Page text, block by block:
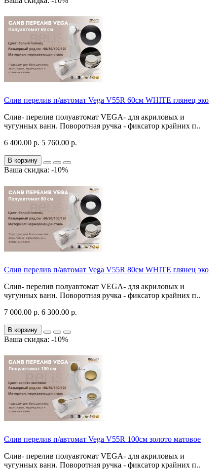
Слив перелив п/автомат Vega V55R 60см WHITE глянец эко
Слив- перелив полуавтомат VEGA- для акриловых и
чугунных ванн. Поворотная ручка - фиксатор крайних п..
6 400.00 р. 5 760.00 р.
В корзину
Ваша скидка: -10%
Слив перелив п/автомат Vega V55R 80см WHITE глянец эко
Слив- перелив полуавтомат VEGA- для акриловых и
чугунных ванн. Поворотная ручка - фиксатор крайних п..
7 000.00 р. 6 300.00 р.
В корзину
Ваша скидка: -10%
Слив перелив п/автомат Vega V55R 100см золото матовое
Слив- перелив полуавтомат VEGA- для акриловых и
чугунных ванн. Поворотная ручка - фиксатор крайних п..